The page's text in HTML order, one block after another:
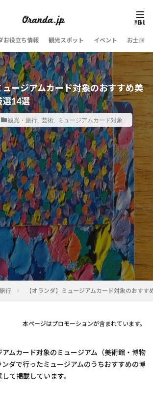
お役立ち情報 観光スポット イベント お土産・
ュージアムカード対象のおすすめ美
選14選
観光・旅行 芸術 ミュージアムカード対象
行 【オランダ】ミュージアムカード対象のおす
本ページはプロモーションが含まれています。
ムカード対象のミュージアム（美術館・博物
ダで行ったミュージアムのうちおすすめの博
て掲載しています。